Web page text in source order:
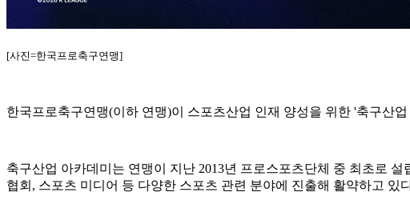
[사진=한국프로축구연맹]
한국프로축구연맹(이하 연맹)이 스포츠산업 인재 양성을 위한 '축구산
축구산업 아카데미는 연맹이 지난 2013년 프로스포츠단체 중 최초로
협회, 스포츠 미디어 등 다양한 스포츠 관련 분야에 진출해 활약하고 있